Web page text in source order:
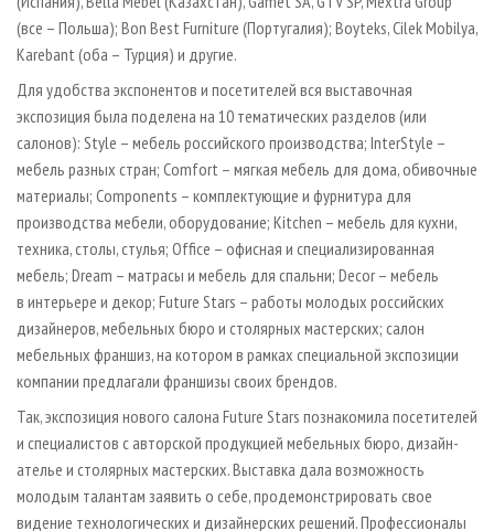
(все – Польша); Bon Best Furniture (Португалия); Boyteks, Cilek Mobilya,
Karebant (оба – Турция) и другие.
Для удобства экспонентов и посетителей вся выставочная
экспозиция была поделена на 10 тематических разделов (или
салонов): Style – мебель российского производства; InterStyle –
мебель разных стран; Comfort – мягкая мебель для дома, обивочные
материалы; Components – комплектующие и фурнитура для
производства мебели, оборудование; Kitchen – мебель для кухни,
техника, столы, стулья; Office – офисная и специализированная
мебель; Dream – матрасы и мебель для спальни; Decor – мебель
в интерьере и декор; Future Stars – работы молодых российских
дизайнеров, мебельных бюро и столярных мастерских; салон
мебельных франшиз, на котором в рамках специальной экспозиции
компании предлагали франшизы своих брендов.
Так, экспозиция нового салона Future Stars познакомила посетителей
и специалистов с авторской продукцией мебельных бюро, дизайн-
ателье и столярных мастерских. Выставка дала возможность
молодым талантам заявить о себе, продемонстрировать свое
видение технологических и дизайнерских решений. Профессионалы